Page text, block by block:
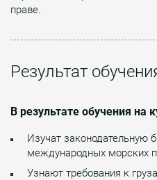
праве.
Результат
В результате обучения на
Изучат законодательную
международных морских
Узнают требования к